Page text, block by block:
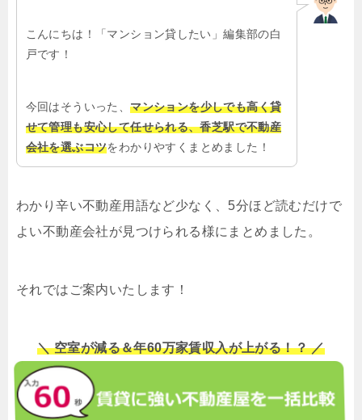
こんにちは！「マンション貸したい」編集部の白
戸です！
今回はそういった、マンションを少しでも高く貸
せて管理も安心して任せられる、香芝駅で不動産
会社を選ぶコツをわかりやすくまとめました！
わかり辛い不動産用語など少なく、5分ほど読むだけで
よい不動産会社が見つけられる様にまとめました。
それではご案内いたします！
＼ 空室が減る＆年60万家賃収入が上がる！？ ／